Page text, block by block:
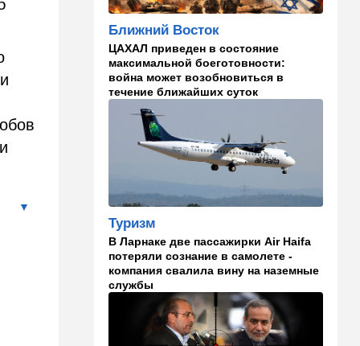
22:33 Транспорт
Почему Израиль до сих пор
не решил проблему пробок,
несмотря на вложенные
миллиарды
Ближний Восток
Вывести войска: ливанцы
уповают на будущие
израильские выборы
21:45 Мнения
И еще про Иран…
21:21 Общество
Главное забыл: летевший в
Израиль рейс оказался под
угрозой
Израиль
Ближний Восток
ЦАХАЛ приведен в состояние
максимальной боеготовности:
война может возобновиться в
течение ближайших суток
Туризм
В Ларнаке две пассажирки Air Haifa
потеряли сознание в самолете -
компания свалила вину на наземные
службы